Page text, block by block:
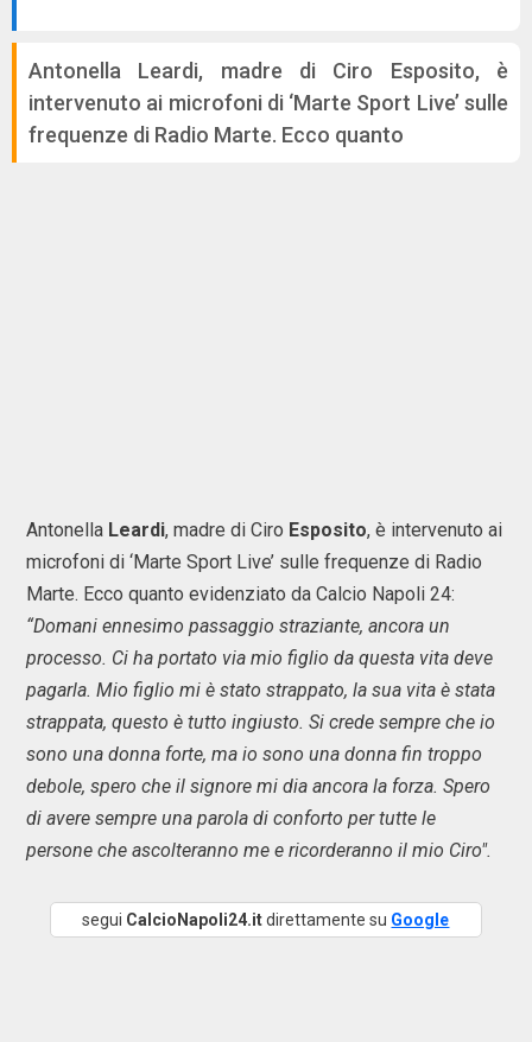
Antonella Leardi, madre di Ciro Esposito, è
intervenuto ai microfoni di ‘Marte Sport Live’ sulle
frequenze di Radio Marte. Ecco quanto
Antonella Leardi, madre di Ciro Esposito, è intervenuto ai
microfoni di ‘Marte Sport Live’ sulle frequenze di Radio
Marte. Ecco quanto evidenziato da Calcio Napoli 24:
“Domani ennesimo passaggio straziante, ancora un
processo. Ci ha portato via mio figlio da questa vita deve
pagarla. Mio figlio mi è stato strappato, la sua vita è stata
strappata, questo è tutto ingiusto. Si crede sempre che io
sono una donna forte, ma io sono una donna fin troppo
debole, spero che il signore mi dia ancora la forza. Spero
di avere sempre una parola di conforto per tutte le
persone che ascolteranno me e ricorderanno il mio Ciro".
segui CalcioNapoli24.itdirettamente su Google